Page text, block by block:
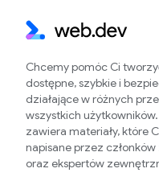
Chcemy pomóc Ci
dostępne, szybkie i
działające w różnych
wszystkich użytkowników.
zawiera materiały, które
napisane przez członków
oraz ekspertów